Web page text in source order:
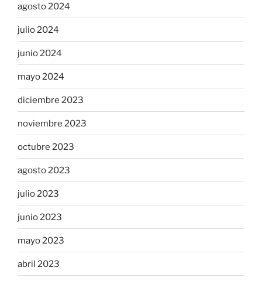
agosto 2024
julio 2024
junio 2024
mayo 2024
diciembre 2023
noviembre 2023
octubre 2023
agosto 2023
julio 2023
junio 2023
mayo 2023
abril 2023